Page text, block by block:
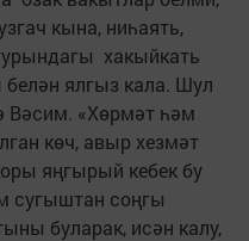
кына, ниһаять,
хакыйкать
ялгыз кала. Шул
Вәсим. «Хөрмәт һәм
көч, авыр хезмәт
яңгырый кебек бу
сугыштан соңгы
буларак, исән калу,